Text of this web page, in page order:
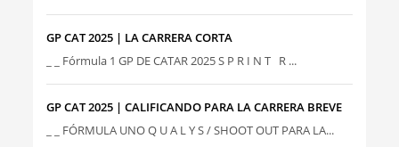
GP CAT 2025 | LA CARRERA CORTA
_ _ Fórmula 1 GP DE CATAR 2025 S P R I N T R ...
GP CAT 2025 | CALIFICANDO PARA LA CARRERA BREVE
_ _ FÓRMULA UNO Q U A L Y S / SHOOT OUT PARA LA...